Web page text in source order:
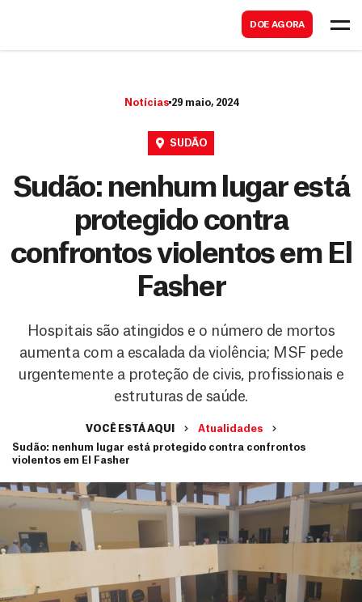
DOE AGORA
r
Notícias 29 maio, 2024
SUDÃO
Sudão: nenhum lugar está
protegido contra
confrontos violentos em El
Fasher
Hospitais são atingidos e o número de mortos
aumenta com a escalada da violência; MSF pede
urgentemente a proteção de civis, profissionais e
estruturas de saúde.
VOCÊ ESTÁ AQUI
Atualidades
Sudão: nenhum lugar está protegido contra confrontos
violentos em El Fasher
a
r